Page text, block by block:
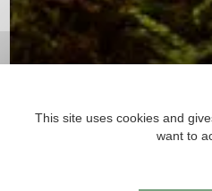
This site uses cookies and
want to